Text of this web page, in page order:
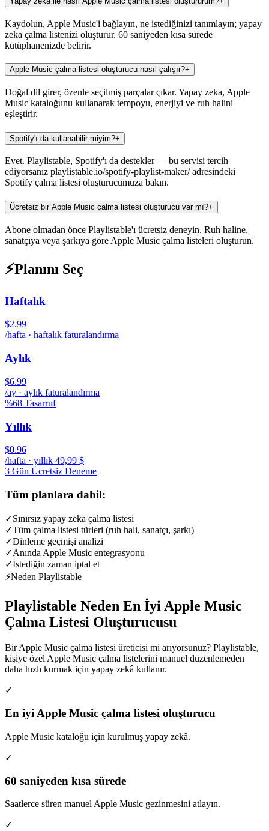
Kaydolun, Apple Music'i bağlayın, ne istediğinizi tanımlayın; yapay
zeka çalma listenizi oluşturur. 60 saniyeden kısa sürede
kütüphanenizde belirir.
Apple Music çalma listesi oluşturucu nasıl çalışır?+
Doğal dil girer, özenle seçilmiş parçalar çıkar. Yapay zeka, Apple
Music kataloğunu kullanarak tempoyu, enerjiyi ve ruh halini
eşleştirir.
Spotify'ı da kullanabilir miyim?+
Evet. Playlistable, Spotify'ı da destekler — bu servisi tercih
ediyorsanız playlistable.io/spotify-playlist-maker/ adresindeki
Spotify çalma listesi oluşturucumuza bakın.
Ücretsiz bir Apple Music çalma listesi oluşturucu var mı?+
Abone olmadan önce Playlistable'ı ücretsiz deneyin. Ruh haline,
sanatçıya veya şarkıya göre Apple Music çalma listeleri oluşturun.
⚡Planını Seç
Haftalık
$2.99
/hafta · haftalık faturalandırma
Aylık
$6.99
/ay · aylık faturalandırma
%68 Tasarruf
Yıllık
$0.96
/hafta · yıllık 49,99 $
3 Gün Ücretsiz Deneme
Tüm planlara dahil:
✓Sınırsız yapay zeka çalma listesi
✓Tüm çalma listesi türleri (ruh hali, sanatçı, şarkı)
✓Dinleme geçmişi analizi
✓Anında Apple Music entegrasyonu
✓İstediğin zaman iptal et
⚡Neden Playlistable
Playlistable Neden En İyi Apple Music
Çalma Listesi Oluşturucusu
Bir Apple Music çalma listesi üreticisi mi arıyorsunuz? Playlistable,
kişiye özel Apple Music çalma listelerini manuel düzenlemeden
daha hızlı kurmak için yapay zekâ kullanır.
✓
En iyi Apple Music çalma listesi oluşturucu
Apple Music kataloğu için kurulmuş yapay zekâ.
✓
60 saniyeden kısa sürede
Saatlerce süren manuel Apple Music gezinmesini atlayın.
✓